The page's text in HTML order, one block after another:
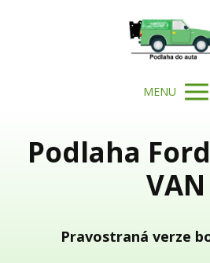
MENU
Podlaha
VAN
Pravostraná verze